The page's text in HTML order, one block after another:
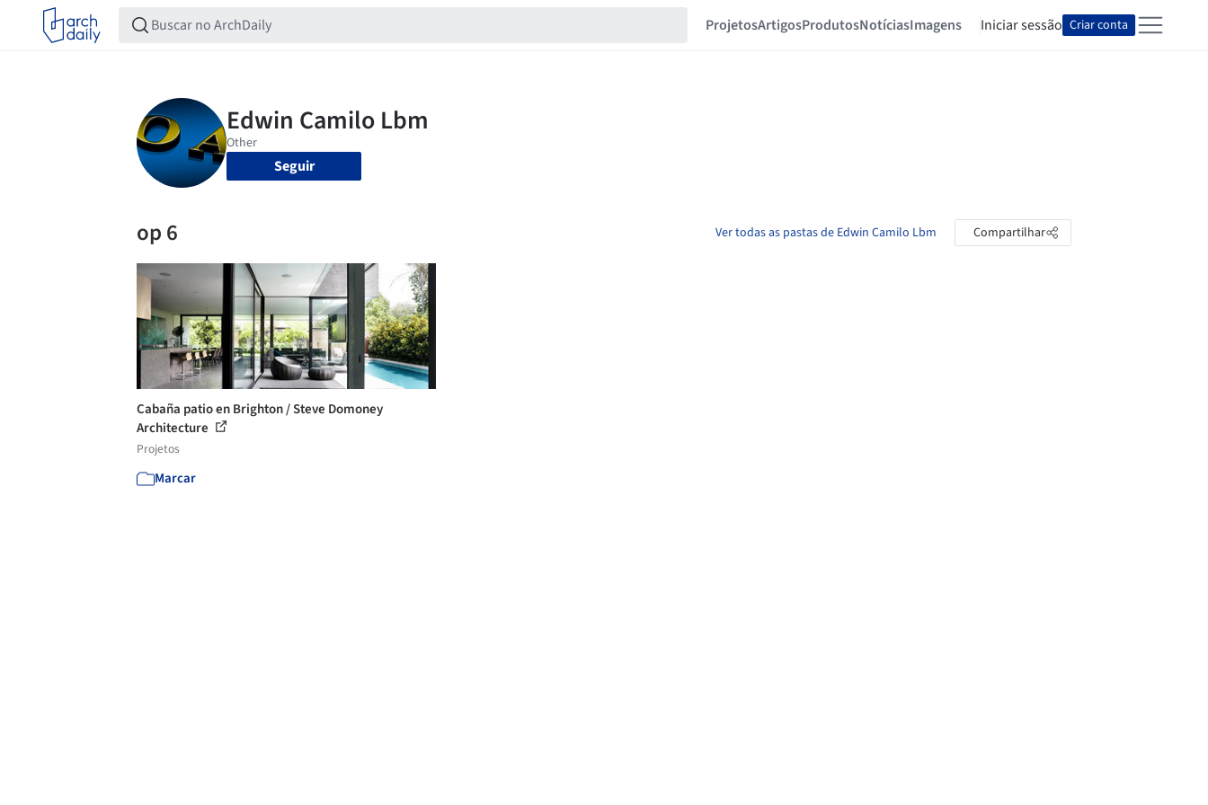
ProjetosArtigosProdutosNotíciasImagens Iniciar sessão Criar conta
Seguir
op 6 Ver todas as pastas de Edwin Camilo Lbm Compartilhar
Cabaña patio en Brighton / Steve Domoney
Architecture
Projetos
Marcar